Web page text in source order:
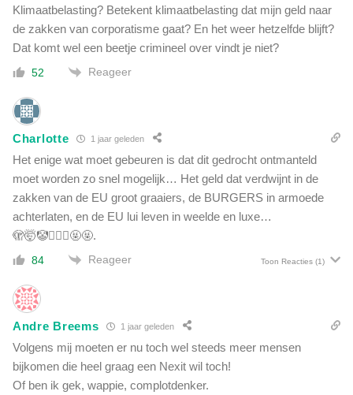
e
l
e
r
e
e
n
i
c
e
d
e
r
n
a
s
n
c
o
Klimaatbelasting? Betekent klimaatbelasting dat mijn geld naar
de zakken van corporatisme gaat? En het weer hetzelfde blijft?
Dat komt wel een beetje crimineel over vindt je niet?
52 Reageer
Charlotte 1 jaar geleden
Het enige wat moet gebeuren is dat dit gedrocht ontmanteld
moet worden zo snel mogelijk… Het geld dat verdwijnt in de
zakken van de EU groot graaiers, de BURGERS in armoede
achterlaten, en de EU lui leven in weelde en luxe…
🫣🤯🤡🤦🏼‍♀️🤬🤬.
84 Reageer Toon Reacties (1)
Andre Breems 1 jaar geleden
Volgens mij moeten er nu toch wel steeds meer mensen
bijkomen die heel graag een Nexit wil toch!
Of ben ik gek, wappie, complotdenker.